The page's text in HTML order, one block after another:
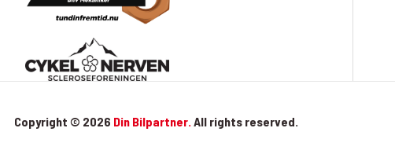
Copyright © 2026 Din Bilpartner. All rights reserved.